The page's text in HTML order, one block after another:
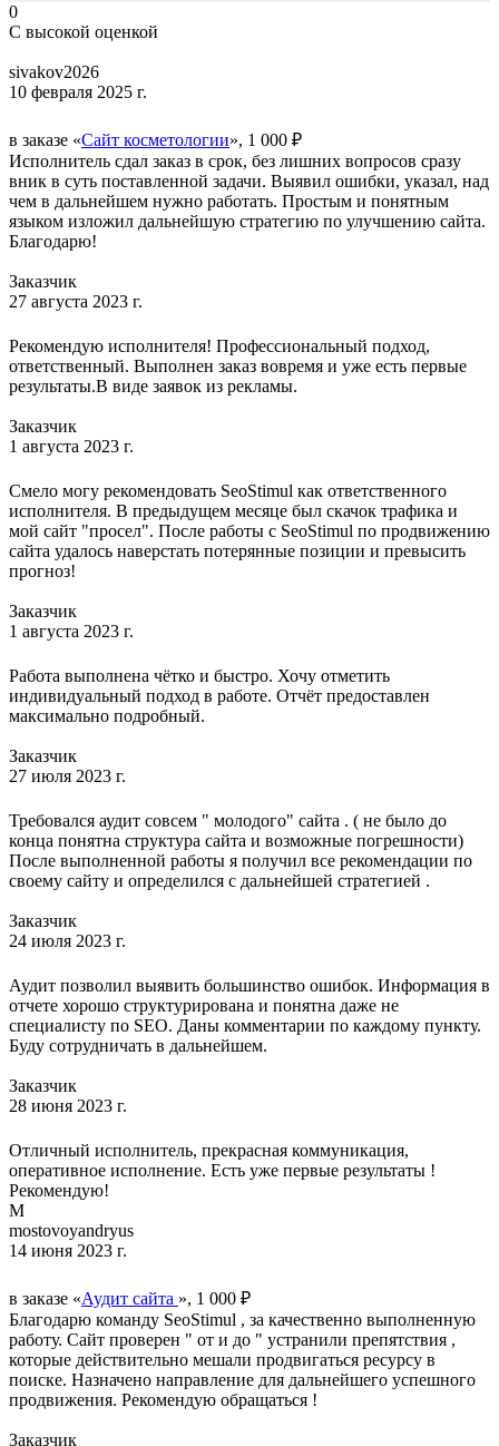
0
С высокой оценкой
sivakov2026
10 февраля 2025 г.
в заказе «Сайт косметологии», 1 000 ₽
Исполнитель сдал заказ в срок, без лишних вопросов сразу
вник в суть поставленной задачи. Выявил ошибки, указал, над
чем в дальнейшем нужно работать. Простым и понятным
языком изложил дальнейшую стратегию по улучшению сайта.
Благодарю!
Заказчик
27 августа 2023 г.
Рекомендую исполнителя! Профессиональный подход,
ответственный. Выполнен заказ вовремя и уже есть первые
результаты.В виде заявок из рекламы.
Заказчик
1 августа 2023 г.
Смело могу рекомендовать SeoStimul как ответственного
исполнителя. В предыдущем месяце был скачок трафика и
мой сайт "просел". После работы с SeoStimul по продвижению
сайта удалось наверстать потерянные позиции и превысить
прогноз!
Заказчик
1 августа 2023 г.
Работа выполнена чётко и быстро. Хочу отметить
индивидуальный подход в работе. Отчёт предоставлен
максимально подробный.
Заказчик
27 июля 2023 г.
Требовался аудит совсем " молодого" сайта . ( не было до
конца понятна структура сайта и возможные погрешности)
После выполненной работы я получил все рекомендации по
своему сайту и определился с дальнейшей стратегией .
Заказчик
24 июля 2023 г.
Аудит позволил выявить большинство ошибок. Информация в
отчете хорошо структурирована и понятна даже не
специалисту по SEO. Даны комментарии по каждому пункту.
Буду сотрудничать в дальнейшем.
Заказчик
28 июня 2023 г.
Отличный исполнитель, прекрасная коммуникация,
оперативное исполнение. Есть уже первые результаты !
Рекомендую!
M
mostovoyandryus
14 июня 2023 г.
в заказе «Аудит сайта », 1 000 ₽
Благодарю команду SeoStimul , за качественно выполненную
работу. Сайт проверен " от и до " устранили препятствия ,
которые действительно мешали продвигаться ресурсу в
поиске. Назначено направление для дальнейшего успешного
продвижения. Рекомендую обращаться !
Заказчик